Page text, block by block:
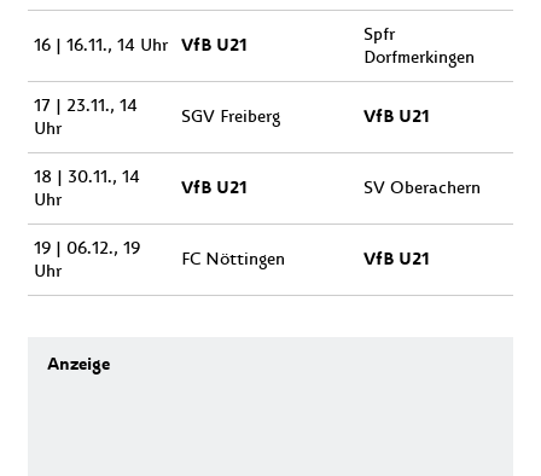
16 | 16.11., 14 Uhr VfB U21
Spfr
Dorfmerkingen
17 | 23.11., 14
Uhr
SGV Freiberg VfB U21
18 | 30.11., 14
Uhr
VfB U21 SV Oberachern
19 | 06.12., 19
Uhr
FC Nöttingen VfB U21